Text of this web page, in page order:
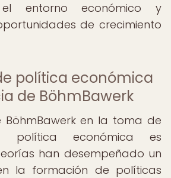
entorno económico y
de crecimiento
política económica
de BöhmBawerk
BöhmBawerk en la toma de
política económica es
han desempeñado un
la formación de políticas